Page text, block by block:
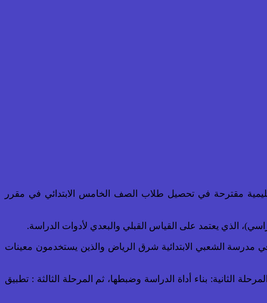
مقترحة في تحصيل طلاب الصف الخامس الابتدائي في مقرر
الذي يعتمد على القياس القبلي والبعدي لأدوات الدراسة.
الشعبي الابتدائية شرق الرياض والذين يستخدمون معينات
الثانية: بناء أداة الدراسة وضبطها، ثم المرحلة الثالثة : تطبيق